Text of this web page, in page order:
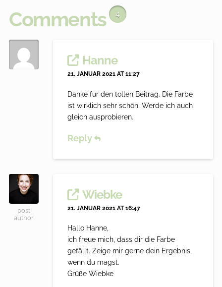
Comments 4
Hanne
21. JANUAR 2021 AT 11:27
Danke für den tollen Beitrag. Die Farbe
ist wirklich sehr schön. Werde ich auch
gleich ausprobieren.
Reply
post
author
Wiebke
21. JANUAR 2021 AT 16:47
Hallo Hanne,
ich freue mich, dass dir die Farbe
gefällt. Zeige mir gerne dein Ergebnis,
wenn du magst.
Grüße Wiebke